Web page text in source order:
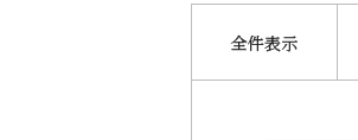
全件表示